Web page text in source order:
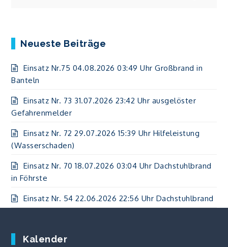
Neueste Beiträge
Einsatz Nr.75 04.08.2026 03:49 Uhr Großbrand in
Banteln
Einsatz Nr. 73 31.07.2026 23:42 Uhr ausgelöster
Gefahrenmelder
Einsatz Nr. 72 29.07.2026 15:39 Uhr Hilfeleistung
(Wasserschaden)
Einsatz Nr. 70 18.07.2026 03:04 Uhr Dachstuhlbrand
in Föhrste
Einsatz Nr. 54 22.06.2026 22:56 Uhr Dachstuhlbrand
Kalender